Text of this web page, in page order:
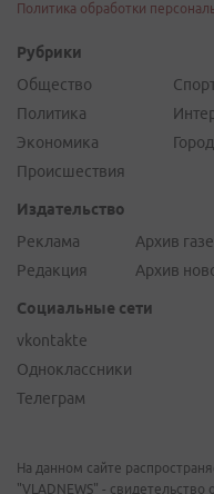
Политика обработки
Рубрики
Общество
Политика
Экономика
Происшествия
Издательство
Реклама
Редакция
Архив
Архив
Социальные сети
vkontakte
Одноклассники
Телеграм
На данном сайте
"VLADNEWS" -